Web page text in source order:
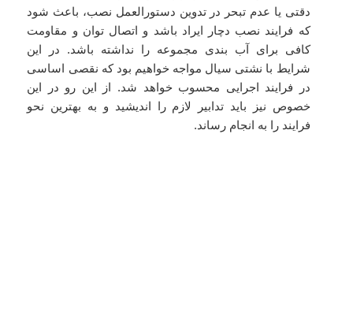
دقتی یا عدم تبحر در تدوین دستورالعمل نصب، باعث شود
که فرایند نصب دچار ایراد باشد و اتصال توان و مقاومت
کافی برای آب بندی مجموعه را نداشته باشد. در این
شرایط با نشتی سیال مواجه خواهیم بود که نقصی اساسی
در فرایند اجرایی محسوب خواهد شد. از این رو در این
خصوص نیز باید تدابیر لازم را اندیشید و به بهترین نحو
فرایند را به انجام رساند.